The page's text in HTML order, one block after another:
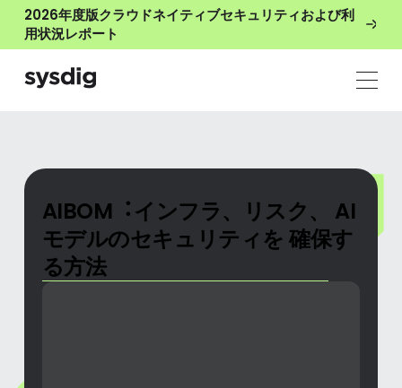
2026年度版クラウドネイティブセキュリティおよび利
用状況レポート
AIBOM︓インフラ、リスク、 AI
モデルのセキュリティを 確保す
る方法